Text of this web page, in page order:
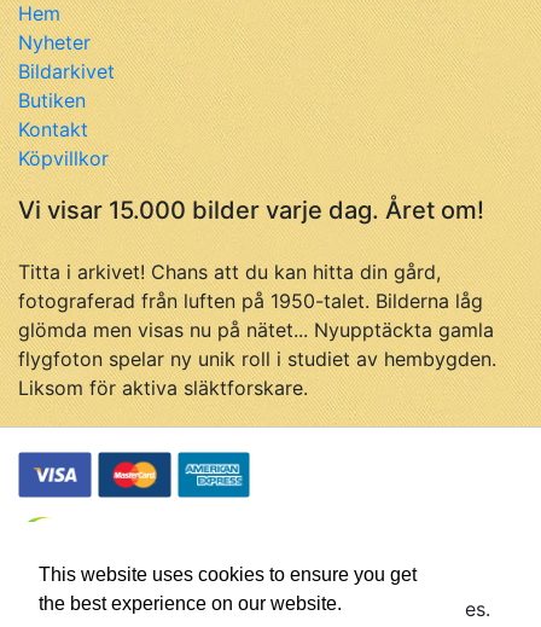
This website uses cookies to ensure you get
the best experience on our website.
Hem
Nyheter
Bildarkivet
Butiken
Kontakt
Köpvillkor
Vi visar 15.000 bilder varje dag. Året om!
Titta i arkivet! Chans att du kan hitta din gård,
fotograferad från luften på 1950-talet. Bilderna låg
glömda men visas nu på nätet... Nyupptäckta gamla
flygfoton spelar ny unik roll i studiet av hembygden.
Liksom för aktiva släktforskare.
© Flygfotohistoria, samtliga rättigheter förbehålles.